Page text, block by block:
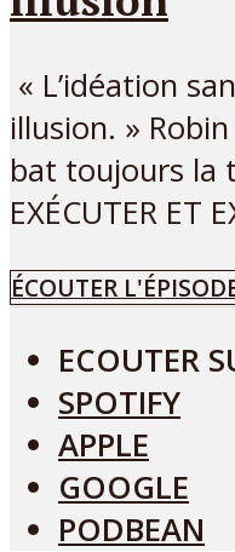
« L’idéation
illusion. »
bat toujours la
EXÉCUTER ET
ÉCOUTER
ECOUTER
SPOTIFY
APPLE
GOOGLE
PODBEAN